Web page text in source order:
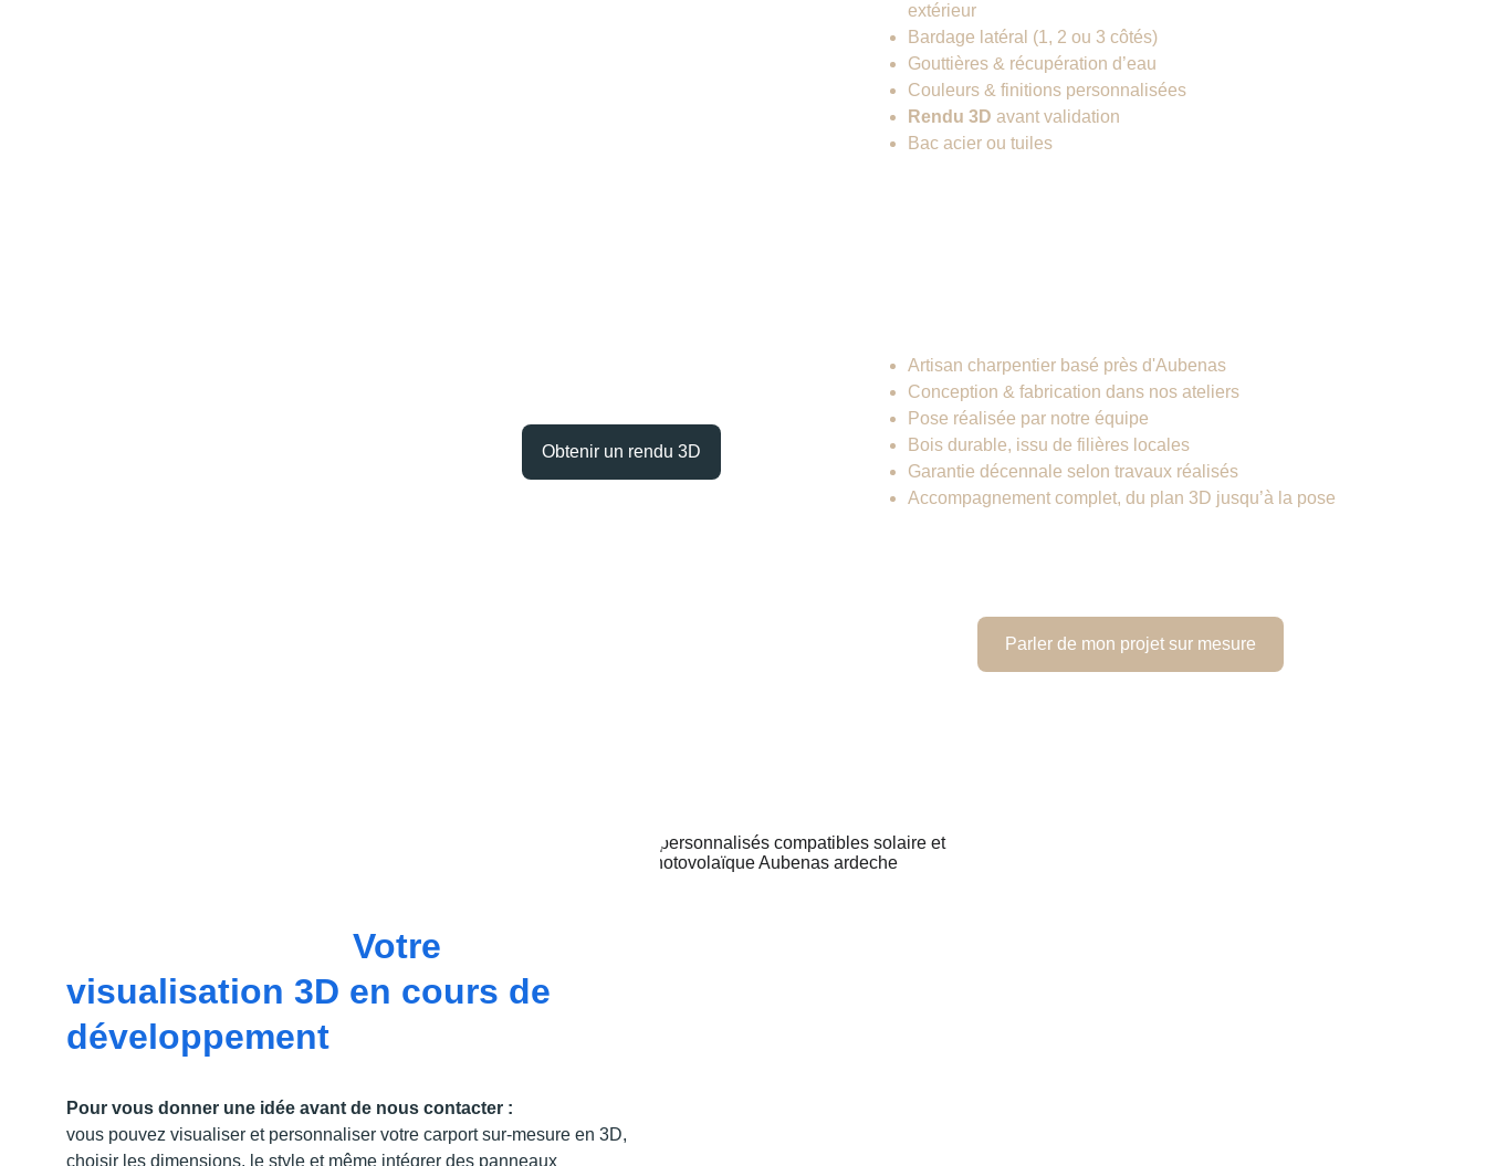
Parler de mon projet sur mesure
Obtenir un rendu 3D
extérieur
Bardage latéral (1, 2 ou 3 côtés)
Gouttières & récupération d’eau
Couleurs & finitions personnalisées
Rendu 3D avant validation
Bac acier ou tuiles
Artisan charpentier basé près d'Aubenas
Conception & fabrication dans nos ateliers
Pose réalisée par notre équipe
Bois durable, issu de filières locales
Garantie décennale selon travaux réalisés
Accompagnement complet, du plan 3D jusqu’à la pose
Votre
visualisation 3D en cours de
développement
Pour vous donner une idée avant de nous contacter :
vous pouvez visualiser et personnaliser votre carport sur-mesure en 3D,
choisir les dimensions, le style et même intégrer des panneaux